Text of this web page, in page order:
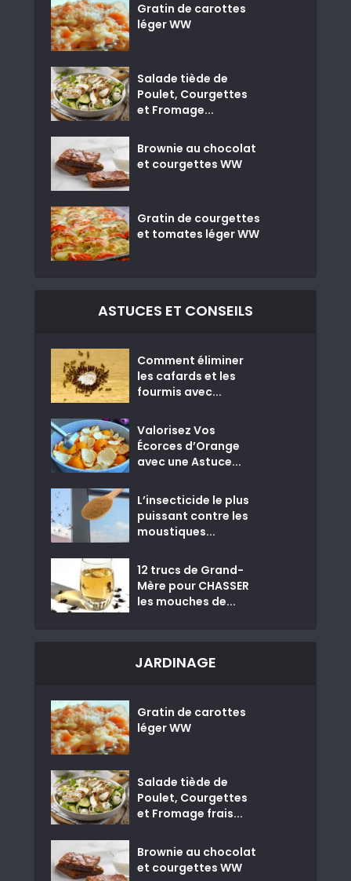
Gratin de carottes
léger WW
Salade tiède de
Poulet, Courgettes
et Fromage...
Brownie au chocolat
et courgettes WW
Gratin de courgettes
et tomates léger WW
ASTUCES ET CONSEILS
Comment éliminer
les cafards et les
fourmis avec...
Valorisez Vos
Écorces d’Orange
avec une Astuce...
L’insecticide le plus
puissant contre les
moustiques...
12 trucs de Grand-
Mère pour CHASSER
les mouches de...
JARDINAGE
Gratin de carottes
léger WW
Salade tiède de
Poulet, Courgettes
et Fromage frais...
Brownie au chocolat
et courgettes WW